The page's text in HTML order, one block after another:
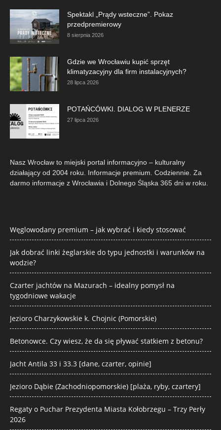
Spektakl „Prądy wsteczne”. Pokaz
przedpremierowy
8 sierpnia 2026
Gdzie we Wrocławiu kupić sprzęt
klimatyzacyjny dla firm instalacyjnych?
28 lipca 2026
POTAŃCÓWKI. DIALOG W PLENERZE
27 lipca 2026
Nasz Wrocław to miejski portal informacyjno – kulturalny
działający od 2004 roku. Informacje premium. Codziennie. Za
darmo informacje z Wrocławia i Dolnego Śląska 365 dni w roku.
Węglowodany premium – jak wybrać i kiedy stosować
Jak dobrać linki żeglarskie do typu jednostki i warunków na
wodzie?
Czarter jachtów na Mazurach – idealny pomysł na
tygodniowe wakacje
Jezioro Charzykowskie k. Chojnic (Pomorskie)
Betonowce. Czy wiesz, że da się pływać statkiem z betonu?
Jacht Antila 33 i 33.3 [dane, czarter, opinie]
Jezioro Dąbie (Zachodniopomorskie) [plaża, ryby, czartery]
Regaty o Puchar Prezydenta Miasta Kołobrzegu – Trzy Perły
2026